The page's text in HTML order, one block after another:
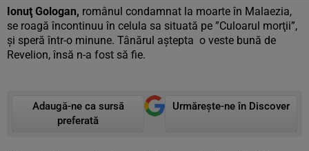
Ionuţ Gologan, românul condamnat la moarte în Malaezia,
se roagă încontinuu în celula sa situată pe ”Culoarul morţii”,
şi speră într-o minune. Tânărul aştepta o veste bună de
Revelion, însă n-a fost să fie.
Adaugă-ne ca sursă
preferată
Urmărește-ne în Discover